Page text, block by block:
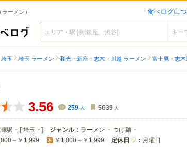
ーメン） 食べログに
食べログ
埼玉 埼玉 ラーメン 和光・新座・志木・川越 ラーメン 富士見・志
3.56 259 人 5639 人
駅 [埼玉 ] ジャンル： ラーメン つけ麺
～￥1,999 ￥1,000～￥1,999 定休日 ： 月曜日